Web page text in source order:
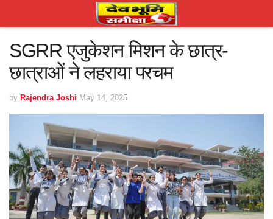
SGRR एजुकेशन मिशन के छात्र-
छात्राओं ने लहराया परचम
by Rajendra Joshi May 14, 2025